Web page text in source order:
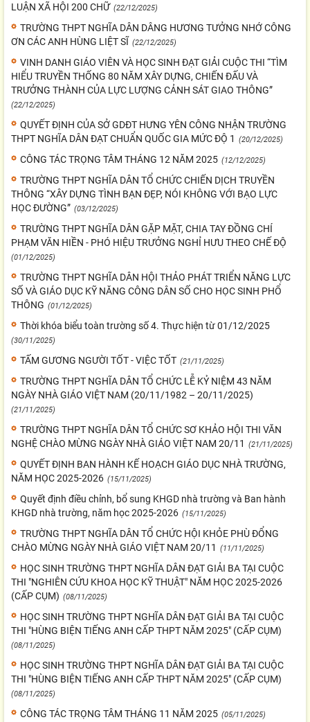
LUẬN XÃ HỘI 200 CHỮ (22/12/2025)
TRƯỜNG THPT NGHĨA DÂN DÂNG HƯƠNG TƯỞNG NHỚ CÔNG
ƠN CÁC ANH HÙNG LIỆT SĨ (22/12/2025)
VINH DANH GIÁO VIÊN VÀ HỌC SINH ĐẠT GIẢI CUỘC THI “TÌM
HIỂU TRUYỀN THỐNG 80 NĂM XÂY DỰNG, CHIẾN ĐẤU VÀ
TRƯỞNG THÀNH CỦA LỰC LƯỢNG CẢNH SÁT GIAO THÔNG”
(22/12/2025)
QUYẾT ĐỊNH CỦA SỞ GDĐT HƯNG YÊN CÔNG NHẬN TRƯỜNG
THPT NGHĨA DÂN ĐẠT CHUẨN QUỐC GIA MỨC ĐỘ 1
(20/12/2025)
CÔNG TÁC TRỌNG TÂM THÁNG 12 NĂM 2025 (12/12/2025)
TRƯỜNG THPT NGHĨA DÂN TỔ CHỨC CHIẾN DỊCH TRUYỀN
THÔNG “XÂY DỰNG TÌNH BẠN ĐẸP, NÓI KHÔNG VỚI BẠO LỰC
HỌC ĐƯỜNG” (03/12/2025)
TRƯỜNG THPT NGHĨA DÂN GẶP MẶT, CHIA TAY ĐỒNG CHÍ
PHẠM VĂN HIỀN - PHÓ HIỆU TRƯỞNG NGHỈ HƯU THEO CHẾ ĐỘ
(01/12/2025)
TRƯỜNG THPT NGHĨA DÂN HỘI THẢO PHÁT TRIỂN NĂNG LỰC
SỐ VÀ GIÁO DỤC KỸ NĂNG CÔNG DÂN SỐ CHO HỌC SINH PHỔ
THÔNG (01/12/2025)
Thời khóa biểu toàn trường số 4. Thực hiện từ 01/12/2025
(30/11/2025)
TẤM GƯƠNG NGƯỜI TỐT - VIỆC TỐT (21/11/2025)
TRƯỜNG THPT NGHĨA DÂN TỔ CHỨC LỄ KỶ NIỆM 43 NĂM
NGÀY NHÀ GIÁO VIỆT NAM (20/11/1982 – 20/11/2025)
(21/11/2025)
TRƯỜNG THPT NGHĨA DÂN TỔ CHỨC SƠ KHẢO HỘI THI VĂN
NGHỆ CHÀO MỪNG NGÀY NHÀ GIÁO VIỆT NAM 20/11
(21/11/2025)
QUYẾT ĐỊNH BAN HÀNH KẾ HOẠCH GIÁO DỤC NHÀ TRƯỜNG,
NĂM HỌC 2025-2026 (15/11/2025)
Quyết định điều chỉnh, bổ sung KHGD nhà trường và Ban hành
KHGD nhà trường, năm học 2025-2026 (15/11/2025)
TRƯỜNG THPT NGHĨA DÂN TỔ CHỨC HỘI KHỎE PHÙ ĐỔNG
CHÀO MỪNG NGÀY NHÀ GIÁO VIỆT NAM 20/11
(11/11/2025)
HỌC SINH TRƯỜNG THPT NGHĨA DÂN ĐẠT GIẢI BA TẠI CUỘC
THI "NGHIÊN CỨU KHOA HỌC KỸ THUẬT" NĂM HỌC 2025-2026
(CẤP CỤM) (08/11/2025)
HỌC SINH TRƯỜNG THPT NGHĨA DÂN ĐẠT GIẢI BA TẠI CUỘC
THI "HÙNG BIỆN TIẾNG ANH CẤP THPT NĂM 2025" (CẤP CỤM)
(08/11/2025)
HỌC SINH TRƯỜNG THPT NGHĨA DÂN ĐẠT GIẢI BA TẠI CUỘC
THI "HÙNG BIỆN TIẾNG ANH CẤP THPT NĂM 2025" (CẤP CỤM)
(08/11/2025)
CÔNG TÁC TRỌNG TÂM THÁNG 11 NĂM 2025 (05/11/2025)